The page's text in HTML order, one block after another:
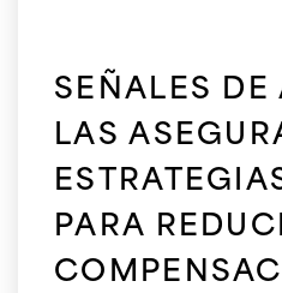
SEÑALES DE
LAS
PARA